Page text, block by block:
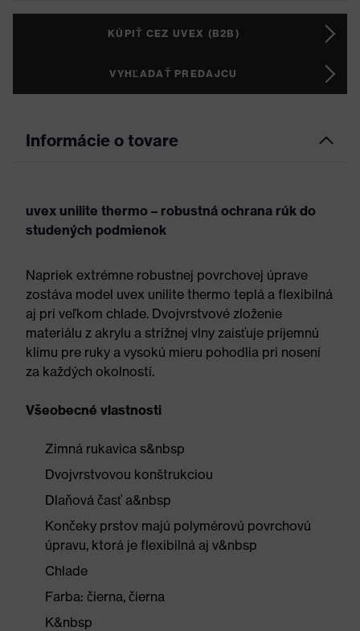
KÚPIŤ CEZ UVEX (B2B)
VYHĽADAŤ PREDAJCU
Informácie o tovare
uvex unilite thermo – robustná ochrana rúk do
studených podmienok
Napriek extrémne robustnej povrchovej úprave
zostáva model uvex unilite thermo teplá a flexibilná
aj pri veľkom chlade. Dvojvrstvové zloženie
materiálu z akrylu a strižnej vlny zaisťuje príjemnú
klímu pre ruky a vysokú mieru pohodlia pri nosení
za každých okolností.
Všeobecné vlastnosti
Zimná rukavica s&nbsp
Dvojvrstvovou konštrukciou
Dlaňová časť a&nbsp
Končeky prstov majú polymérovú povrchovú
úpravu, ktorá je flexibilná aj v&nbsp
Chlade
Farba: čierna, čierna
K&nbsp